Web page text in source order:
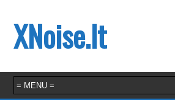
XNoise.lt